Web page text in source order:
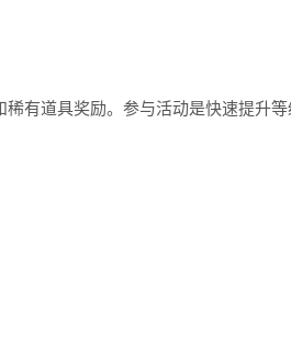
有道具奖励。参与活动是快速提升等